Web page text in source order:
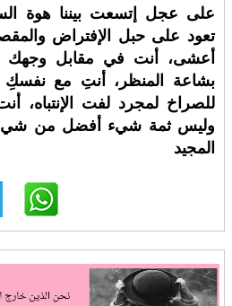
على عجل إتسعت بيننا هوة
تعود على حبل الإفتراض
أعشى، أنت في مقابل وجهك
بشاعة المنظر، أنتِ مع نفسكِ
للصراخ لمجرد لفت الإنتباه،
وليس ثمة شيء أفضل من شيء
المجيد